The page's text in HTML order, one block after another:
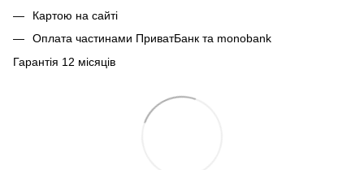
Картою на сайті
Оплата частинами ПриватБанк та monobank
Гарантія 12 місяців